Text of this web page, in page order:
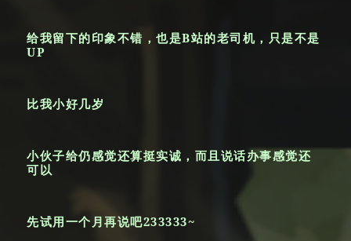
给我留下的印象不错，也是B站的老司机，只是不是
UP
比我小好几岁
小伙子给仍感觉还算挺实诚，而且说话办事感觉还
可以
先试用一个月再说吧233333~